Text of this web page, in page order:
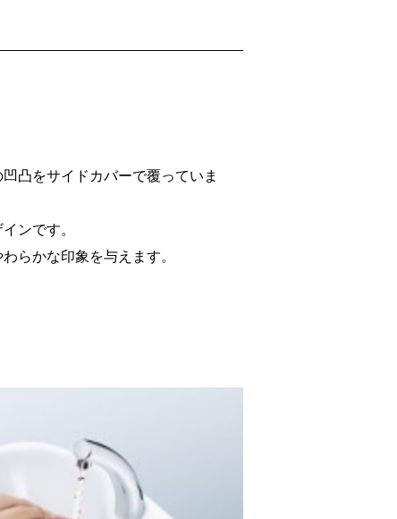
凸をサイドカバーで覆っていま
ンです。
らかな印象を与えます。